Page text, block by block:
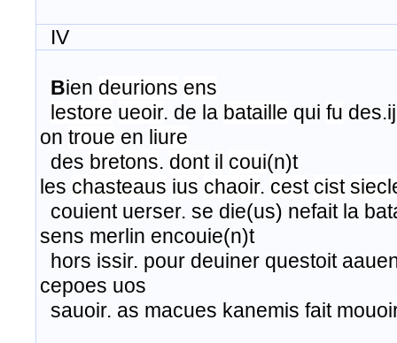
IV
Bien deurions ens
lestore ueoir. de la bataille qui fu
on troue en liure
des bretons. dont il coui(n)t
les chasteaus ius chaoir. cest cist
couient uerser. se die(us) nefait la
sens merlin encouie(n)t
hors issir. pour deuiner questoit
cepoes uos
sauoir. as macues kanemis fait